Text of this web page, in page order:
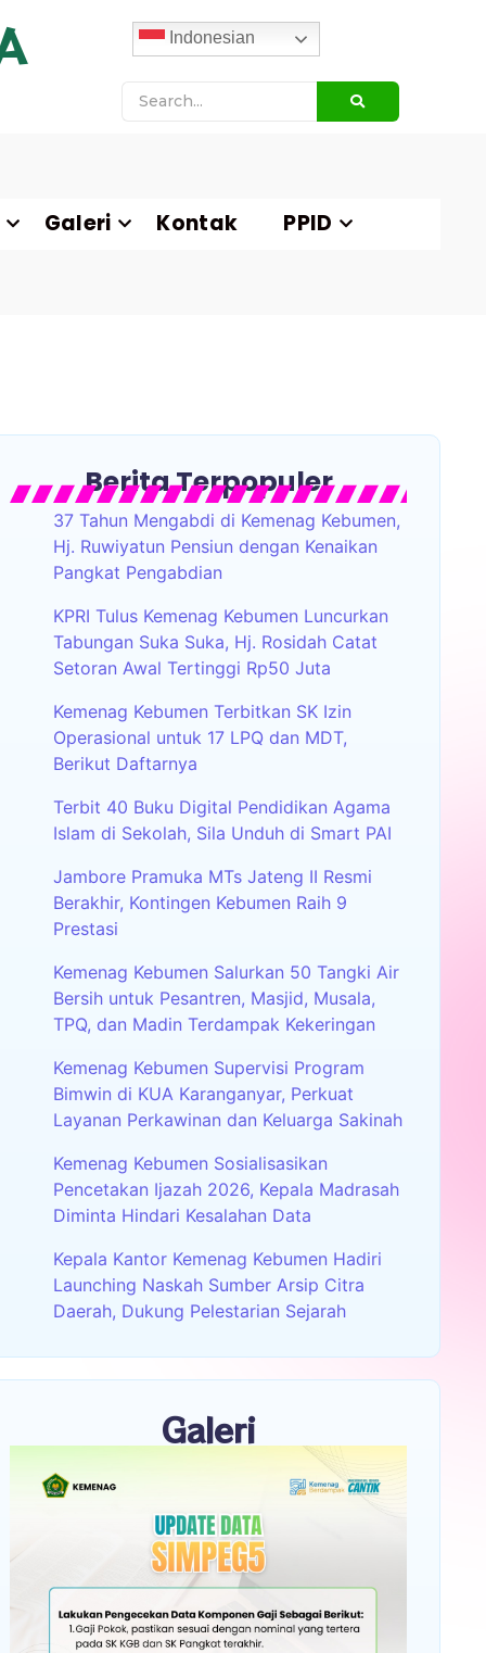
Indonesian
Galeri Kontak PPID
Berita Terpopuler
37 Tahun Mengabdi di Kemenag Kebumen,
Hj. Ruwiyatun Pensiun dengan Kenaikan
Pangkat Pengabdian
KPRI Tulus Kemenag Kebumen Luncurkan
Tabungan Suka Suka, Hj. Rosidah Catat
Setoran Awal Tertinggi Rp50 Juta
Kemenag Kebumen Terbitkan SK Izin
Operasional untuk 17 LPQ dan MDT,
Berikut Daftarnya
Terbit 40 Buku Digital Pendidikan Agama
Islam di Sekolah, Sila Unduh di Smart PAI
Jambore Pramuka MTs Jateng II Resmi
Berakhir, Kontingen Kebumen Raih 9
Prestasi
Kemenag Kebumen Salurkan 50 Tangki Air
Bersih untuk Pesantren, Masjid, Musala,
TPQ, dan Madin Terdampak Kekeringan
Kemenag Kebumen Supervisi Program
Bimwin di KUA Karanganyar, Perkuat
Layanan Perkawinan dan Keluarga Sakinah
Kemenag Kebumen Sosialisasikan
Pencetakan Ijazah 2026, Kepala Madrasah
Diminta Hindari Kesalahan Data
Kepala Kantor Kemenag Kebumen Hadiri
Launching Naskah Sumber Arsip Citra
Daerah, Dukung Pelestarian Sejarah
Galeri